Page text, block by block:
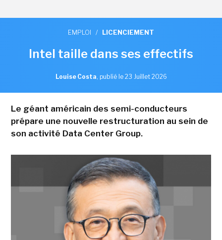
EMPLOI / LICENCIEMENT
Intel taille dans ses effectifs
Louise Costa, publié le 23 Juillet 2026
Le géant américain des semi-conducteurs
prépare une nouvelle restructuration au sein de
son activité Data Center Group.